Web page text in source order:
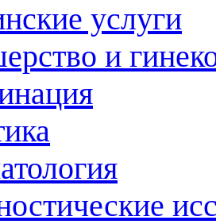
услуги
и